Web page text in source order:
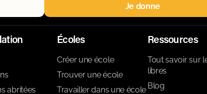
Je donne
abritées
Écoles
Créer une école
Trouver une école
Travailler dans une école
Ressources
Tout savoir sur
libres
Blog